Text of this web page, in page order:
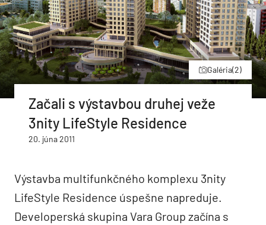
Galéria(2)
Začali s výstavbou druhej veže
3nity LifeStyle Residence
20. júna 2011
Výstavba multifunkčného komplexu 3nity
LifeStyle Residence úspešne napreduje.
Developerská skupina Vara Group začína s